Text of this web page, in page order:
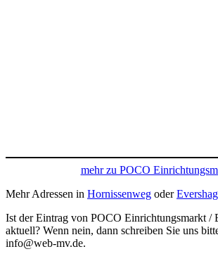
mehr zu POCO
Mehr Adressen in Hornissenweg oder
Ist der Eintrag von POCO Einrichtungsmarkt /
aktuell? Wenn nein, dann schreiben Sie uns
info@web-mv.de.